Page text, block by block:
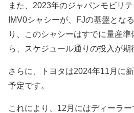
また、2023年のジャパンモビリ
IMV0シャシーが、FJの基盤とな
り、このシャシーはすでに量産
ら、スケジュール通りの投入が期
さらに、トヨタは2024年11月に
予定です。
これにより、12月にはディーラ